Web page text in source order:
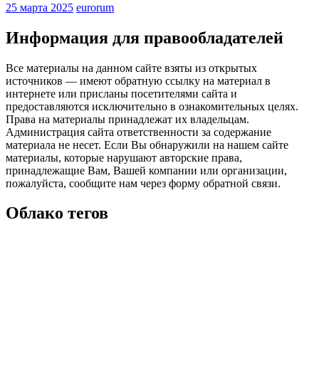
25 марта 2025 eurorum
Информация для правообладателей
Все материалы на данном сайте взяты из открытых
источников — имеют обратную ссылку на материал в
интернете или присланы посетителями сайта и
предоставляются исключительно в ознакомительных целях.
Права на материалы принадлежат их владельцам.
Администрация сайта ответственности за содержание
материала не несет. Если Вы обнаружили на нашем сайте
материалы, которые нарушают авторские права,
принадлежащие Вам, Вашей компании или организации,
пожалуйста, сообщите нам через форму обратной связи.
Облако тегов